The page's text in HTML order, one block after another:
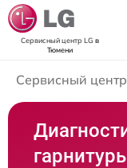
Сервисный центр LG в
Тюмени
Сервисный центр